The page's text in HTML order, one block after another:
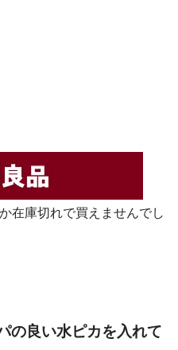
在庫切れで買えませんでし
の良い水ピカを入れて